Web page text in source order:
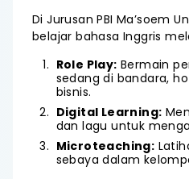
Di Jurusan PBI Ma’soem
belajar bahasa Inggris
Role Play: Bermain
sedang di bandara,
bisnis.
Digital Learning:
dan lagu untuk
Microteaching:
sebaya dalam